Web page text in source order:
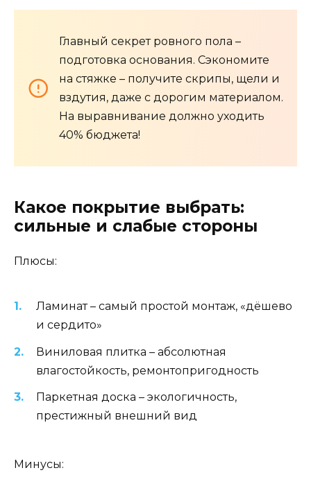
Главный секрет ровного пола –
подготовка основания. Сэкономите
на стяжке – получите скрипы, щели и
вздутия, даже с дорогим материалом.
На выравнивание должно уходить
40% бюджета!
Какое покрытие выбрать:
сильные и слабые стороны
Плюсы:
Ламинат – самый простой монтаж, «дёшево
и сердито»
Виниловая плитка – абсолютная
влагостойкость, ремонтопригодность
Паркетная доска – экологичность,
престижный внешний вид
Минусы: